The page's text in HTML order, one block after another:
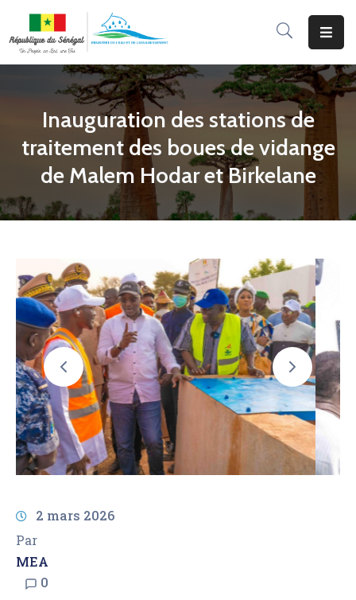
Ministère
Projets
Usagers
Actualité
Documentation
AMCOW
Inauguration des stations de
traitement des boues de vidange
de Malem Hodar et Birkelane
2 mars 2026
Par
MEA
0